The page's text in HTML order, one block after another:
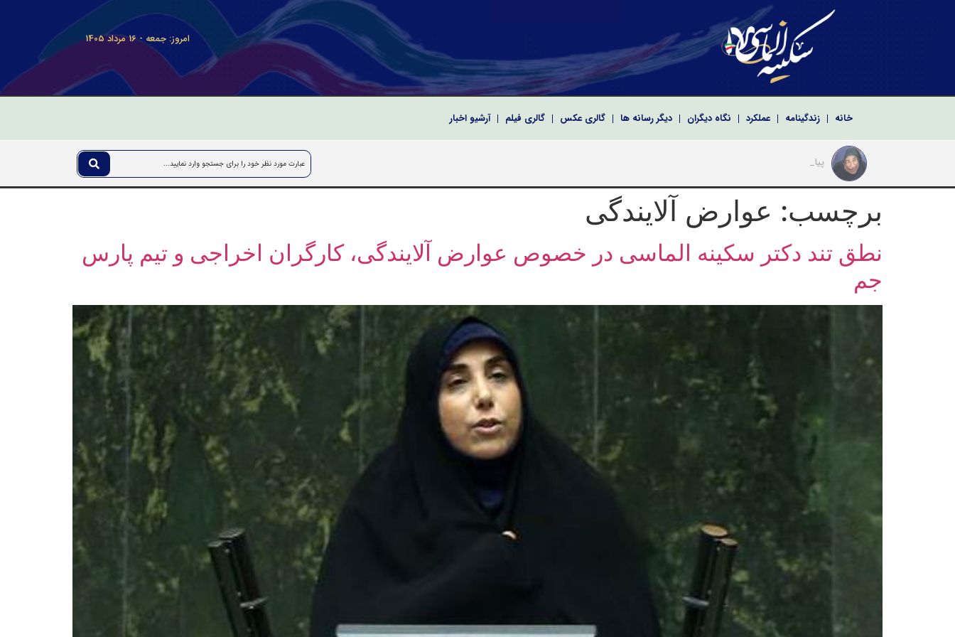
امروز: جمعه - 16 مرداد 1405
خانه زندگینامه عملکرد نگاه دیگران دیگر رسانه ها گالری عکس گالری فیلم آرشیو اخبار
پیام دکتر سکینه
پیام دکتر سکینه الماسی نماینده ادوار مجلس شورای اسلامی به مناسبت نخستین سالگرد شهدای خدمت
پیام تبریک دکتر سکینه الماسی به مناسبت مراسم تکریم و معارفه فرماندهان سپاه امام صادق(ع) استان بوشهر
پیام تبریک سکینه الماسی به مناسبت سالروز تشکیل سپاه پاسداران انقلاب اسلامی
برچسب: عوارض آلایندگی
نطق تند دکتر سکینه الماسی در خصوص عوارض آلایندگی، کارگران اخراجی و تیم پارس
جم